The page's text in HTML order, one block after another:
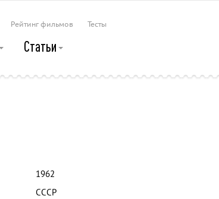
Рейтинг фильмов Тесты
Статьи
1962
СССР